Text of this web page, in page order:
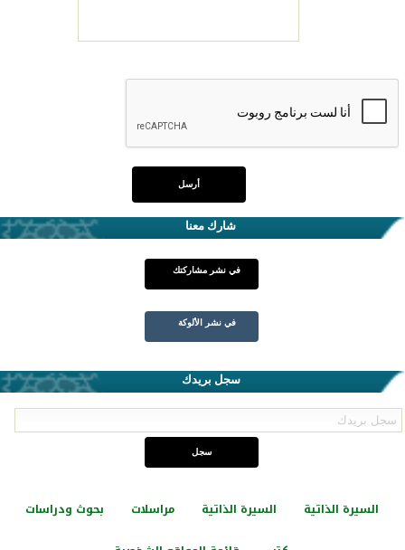
شارك معنا
في نشر مشاركتك
في نشر الألوكة
سجل بريدك
السيرة الذاتية السيرة الذاتية مراسلات بحوث ودراسات